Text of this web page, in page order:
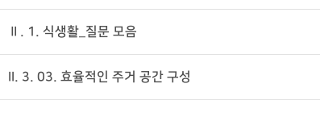
Ⅱ. 1. 식생활_질문 모음
II. 3. 03. 효율적인 주거 공간 구성